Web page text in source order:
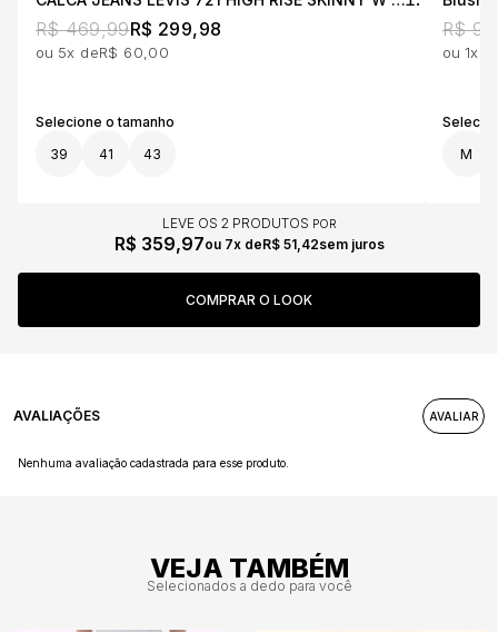
R$ 469,99R$ 299,98
5x R$ 60,00
39 41 43
R$
1x
M
LEVE OS 2 PRODUTOS
R$ 359,97 7x R$ 51,42sem juros
AVALIAÇÕES
Nenhuma avaliação cadastrada para esse produto.
VEJA TAMBÉM
Selecionados a dedo para você